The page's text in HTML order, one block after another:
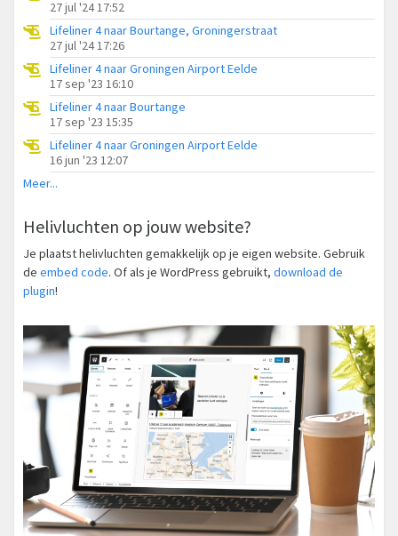
27 jul '24 17:52
Lifeliner 4 naar Bourtange, Groningerstraat
27 jul '24 17:26
Lifeliner 4 naar Groningen Airport Eelde
17 sep '23 16:10
Lifeliner 4 naar Bourtange
17 sep '23 15:35
Lifeliner 4 naar Groningen Airport Eelde
16 jun '23 12:07
Meer...
Helivluchten op jouw website?
Je plaatst helivluchten gemakkelijk op je eigen website. Gebruik
de embed code. Of als je WordPress gebruikt, download de
plugin!